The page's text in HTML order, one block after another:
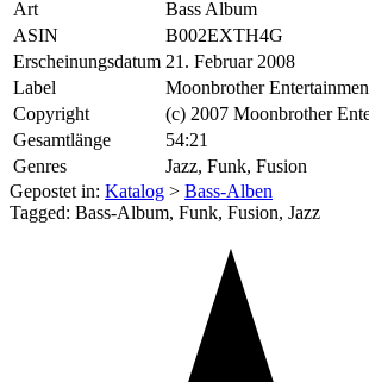
Art
Bass Album
ASIN
B002EXTH4G
Erscheinungsdatum 21. Februar 2008
Label
Moonbrother
Copyright
(c) 2007 Moonbrother
Gesamtlänge
54:21
Genres
Jazz, Funk, Fusion
Gepostet in: Katalog > Bass-Alben
Tagged: Bass-Album, Funk, Fusion, Jazz